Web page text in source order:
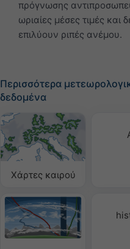
πρόγνωσης
ωριαίες μέσες τιμές και
επιλύουν ριπές ανέμου.
Περισσότερα
δεδομένα
Χάρτες καιρού